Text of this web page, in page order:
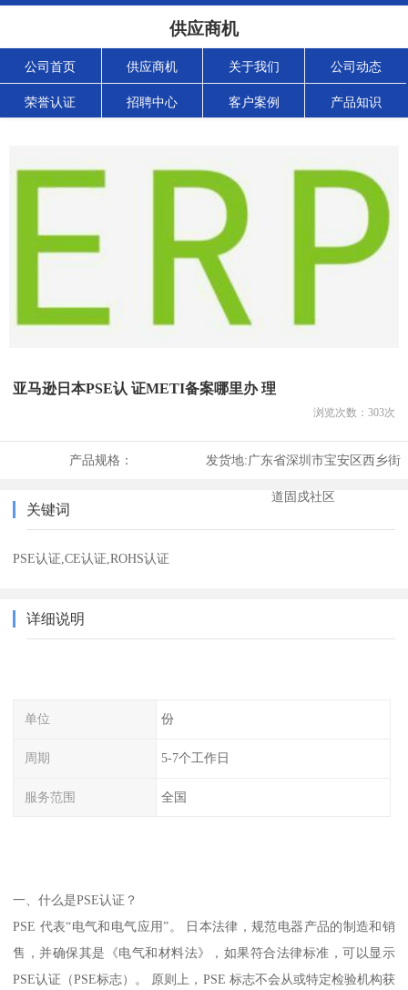
供应商机
公司首页 供应商机 关于我们 公司动态
荣誉认证 招聘中心 客户案例 产品知识
亚马逊日本PSE认 证METI备案哪里办 理
浏览次数： 303次
产品规格： 发货地:广东省深圳市宝安区西乡街
道固戍社区
关键词
PSE认证,CE认证,ROHS认证
详细说明
单位 份
周期 5-7个工作日
服务范围 全国
一、什么是PSE认证？
PSE 代表“电气和电气应用”。 日本法律，规范电器产品的制造和销
售，并确保其是《电气和材料法》，如果符合法律标准，可以显示
PSE认证（PSE标志）。 原则上，PSE 标志不会从或特定检验机构获